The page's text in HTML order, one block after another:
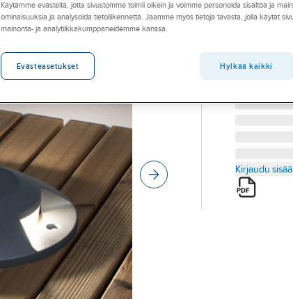
Toimittajan
Kirjaudu
Käytämme evästeitä, jotta sivustomme toimii oikein ja voimme personoida sisältöä ja
ominaisuuksia ja analysoida tietoliikennettä. Jaamme myös tietoja tavasta, jolla käytät
mainonta- ja analytiikkakumppaneidemme kanssa.
Evästeasetukset Hylkää kaikki